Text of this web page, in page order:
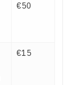
€50
€15